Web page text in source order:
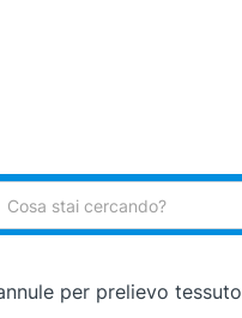
per prelievo tessuto